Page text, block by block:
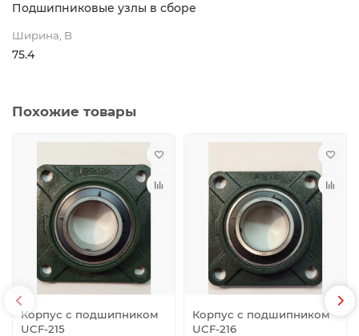
Подшипниковые узлы в сборе
Ширина, B
75.4
Похожие товары
Корпус с подшипником
UCF-215
Корпус с подшипником
UCF-216